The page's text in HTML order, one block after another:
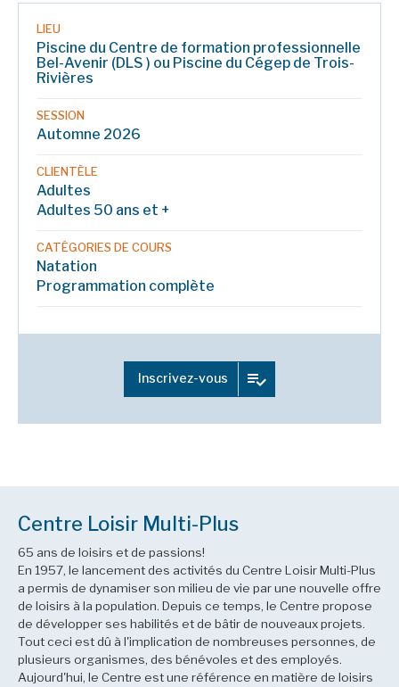
LIEU
Piscine du Centre de formation professionnelle
Bel-Avenir (DLS ) ou Piscine du Cégep de Trois-
Rivières
SESSION
Automne 2026
CLIENTÈLE
Adultes
Adultes 50 ans et +
CATÉGORIES DE COURS
Natation
Programmation complète
Inscrivez-vous
Centre Loisir Multi-Plus
65 ans de loisirs et de passions!
En 1957, le lancement des activités du Centre Loisir Multi-Plus
a permis de dynamiser son milieu de vie par une nouvelle offre
de loisirs à la population. Depuis ce temps, le Centre propose
de développer ses habilités et de bâtir de nouveaux projets.
Tout ceci est dû à l'implication de nombreuses personnes, de
plusieurs organismes, des bénévoles et des employés.
Aujourd'hui, le Centre est une référence en matière de loisirs